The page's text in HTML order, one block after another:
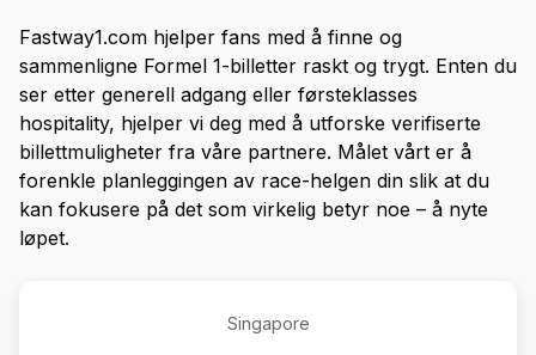
Fastway1.com hjelper fans med å finne og
sammenligne Formel 1-billetter raskt og trygt. Enten du
ser etter generell adgang eller førsteklasses
hospitality, hjelper vi deg med å utforske verifiserte
billettmuligheter fra våre partnere. Målet vårt er å
forenkle planleggingen av race-helgen din slik at du
kan fokusere på det som virkelig betyr noe – å nyte
løpet.
Singapore